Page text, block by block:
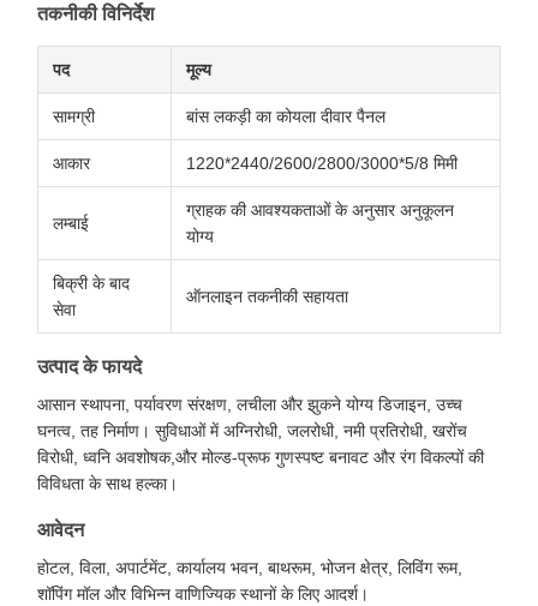
तकनीकी विनिर्देश
पद मूल्य
सामग्री बांस लकड़ी का कोयला दीवार पैनल
आकार 1220*2440/2600/2800/3000*5/8 मिमी
लम्बाई
ग्राहक की आवश्यकताओं के अनुसार अनुकूलन
योग्य
बिक्री के बाद
सेवा
ऑनलाइन तकनीकी सहायता
उत्पाद के फायदे
आसान स्थापना, पर्यावरण संरक्षण, लचीला और झुकने योग्य डिजाइन, उच्च
घनत्व, तह निर्माण। सुविधाओं में अग्निरोधी, जलरोधी, नमी प्रतिरोधी, खरोंच
विरोधी, ध्वनि अवशोषक,और मोल्ड-प्रूफ गुणस्पष्ट बनावट और रंग विकल्पों की
विविधता के साथ हल्का।
आवेदन
होटल, विला, अपार्टमेंट, कार्यालय भवन, बाथरूम, भोजन क्षेत्र, लिविंग रूम,
शॉपिंग मॉल और विभिन्न वाणिज्यिक स्थानों के लिए आदर्श।